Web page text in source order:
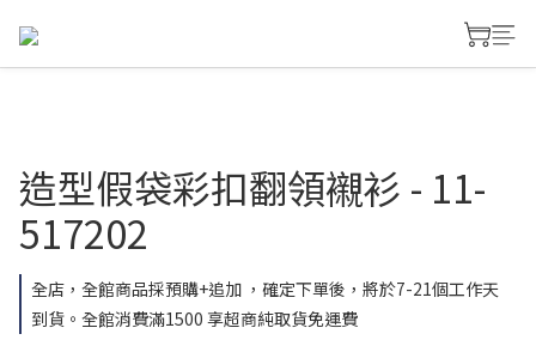
造型假袋彩扣翻領襯衫 - 11-
517202
全店，全館商品採預購+追加 ，確定下單後，將於7-21個工作天
到貨。全館消費滿1500 享超商純取貨免運費